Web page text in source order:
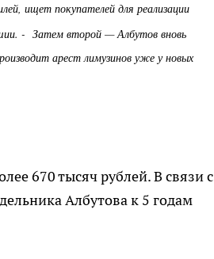
ищет покупателей для реализации
- Затем второй — Албутов вновь
арест лимузинов уже у новых
670 тысяч рублей. В связи с
Албутова к 5 годам